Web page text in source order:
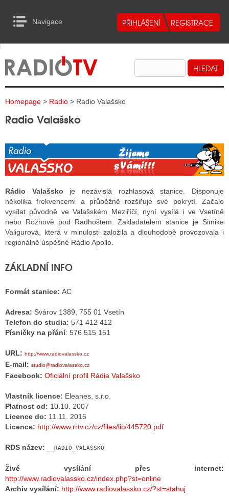
Navigace
RADIA
TELEVIZE
INTERNET
TISK
RADIA
RÁDIÍ
VYSÍLAČE
TELEVIZE
RÁDIA
STRÁNKY RÁDIÍ
STRÁNKY TV
to Content
Homepage > Radio > Radio Valašsko
Radio Valašsko
Rádio Valašsko je nezávislá rozhlasová stanice. Disponuje
několika frekvencemi a průběžně rozšiřuje své pokrytí. Začalo
vysílat původně ve Valašském Meziříčí, nyní vysílá i ve Vsetíně
nebo Rožnově pod Radhoštem. Zakladatelem stanice je Simike
Valigurová, která v minulosti založila a dlouhodobě provozovala i
regionálně úspěšné Rádio Apollo.
ZÁKLADNÍ INFO
Formát stanice: AC
Adresa: Svárov 1389, 755 01 Vsetín
Telefon do studia: 571 412 412
Písničky na přání: 576 515 151
URL: http://www.radiovalassko.cz
E-mail: studio@radiovalassko.cz
Facebook: Oficiální profil Rádia Valašsko
Vlastník licence: Eleanes, s.r.o.
Platnost od: 10.10. 2007
Licence do: 11.11. 2015
Licence: http://www.rrtv.cz/cz/files/lic/445720.pdf
RDS název: __RADIO_VALASSKO
Živé vysílání přes internet:
http://www.radiovalassko.cz/index.php?st=online
Archiv vysílání: http://www.radiovalassko.cz/?st=stahuj